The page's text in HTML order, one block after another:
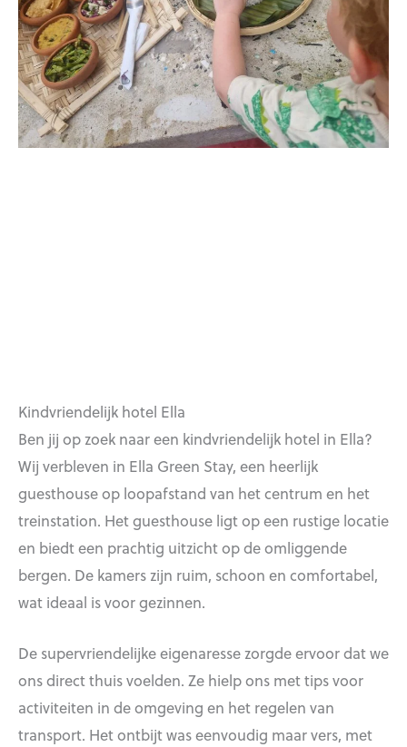
Kindvriendelijk hotel Ella
Ben jij op zoek naar een kindvriendelijk hotel in Ella?
Wij verbleven in Ella Green Stay, een heerlijk
guesthouse op loopafstand van het centrum en het
treinstation. Het guesthouse ligt op een rustige locatie
en biedt een prachtig uitzicht op de omliggende
bergen. De kamers zijn ruim, schoon en comfortabel,
wat ideaal is voor gezinnen.
De supervriendelijke eigenaresse zorgde ervoor dat we
ons direct thuis voelden. Ze hielp ons met tips voor
activiteiten in de omgeving en het regelen van
transport. Het ontbijt was eenvoudig maar vers, met